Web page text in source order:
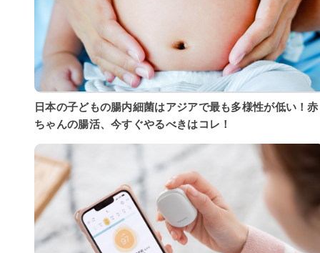
日本の子どもの腸内細菌はアジアで最も多様性が低い！赤
ちゃんの腸活、今すぐやるべきはコレ！